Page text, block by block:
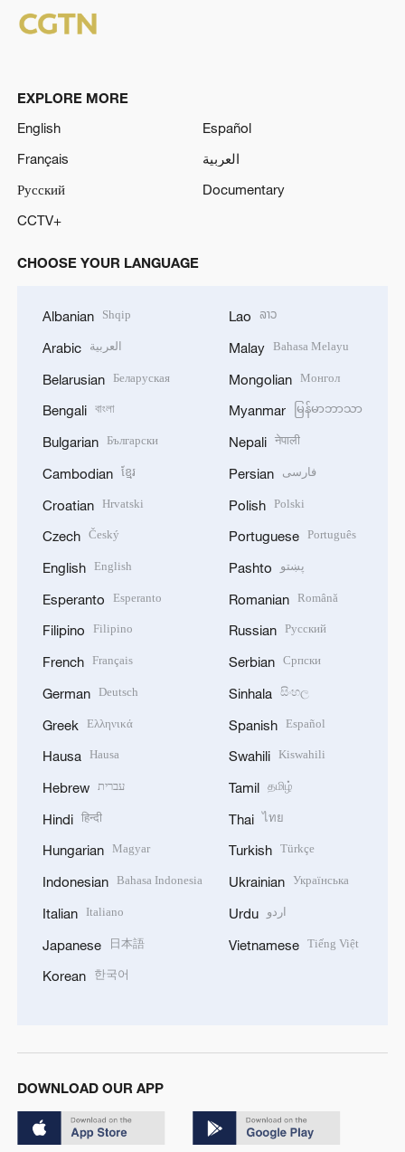
EXPLORE MORE
English
Español
Français
العربية
Русский
Documentary
CCTV+
CHOOSE YOUR LANGUAGE
Albanian Shqip
Arabic العربية
Belarusian Беларуская
Bengali বাংলা
Bulgarian Български
Cambodian ខ្មែរ
Croatian Hrvatski
Czech Český
English English
Esperanto Esperanto
Filipino Filipino
French Français
German Deutsch
Greek Ελληνικά
Hausa Hausa
Hebrew עברית
Hindi हिन्दी
Hungarian Magyar
Indonesian Bahasa Indonesia
Italian Italiano
Japanese 日本語
Korean 한국어
Lao ລາວ
Malay Bahasa Melayu
Mongolian Монгол
Myanmar မြန်မာဘာသာ
Nepali नेपाली
Persian فارسی
Polish Polski
Portuguese Português
Pashto پښتو
Romanian Română
Russian Русский
Serbian Српски
Sinhala සිංහල
Spanish Español
Swahili Kiswahili
Tamil தமிழ்
Thai ไทย
Turkish Türkçe
Ukrainian Українська
Urdu اردو
Vietnamese Tiếng Việt
DOWNLOAD OUR APP